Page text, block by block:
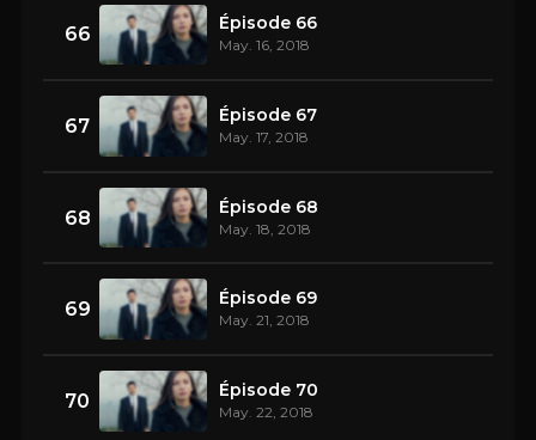
66 Épisode 66
May. 16, 2018
67 Épisode 67
May. 17, 2018
68 Épisode 68
May. 18, 2018
69 Épisode 69
May. 21, 2018
70 Épisode 70
May. 22, 2018